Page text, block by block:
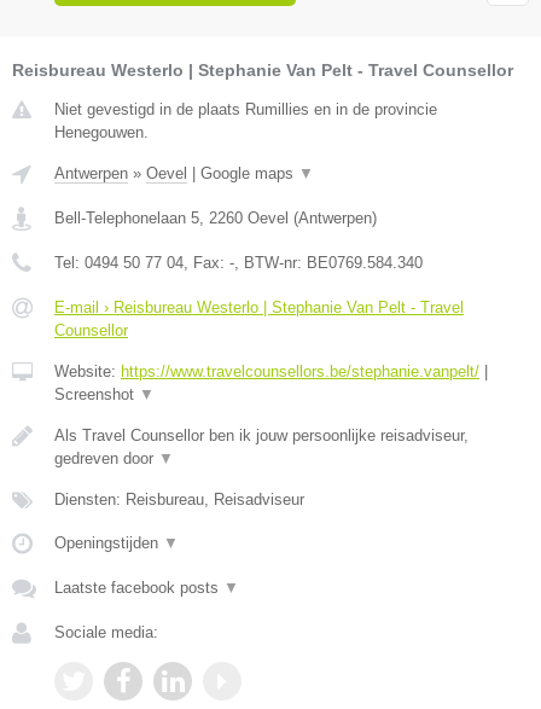
Reisbureau Westerlo | Stephanie Van Pelt - Travel Counsellor
Niet gevestigd in de plaats Rumillies en in de provincie
Henegouwen.
Antwerpen » Oevel Google maps ▼
Bell-Telephonelaan 5, 2260 Oevel (Antwerpen)
Tel: 0494 50 77 04, Fax: -, BTW-nr: BE0769.584.340
E-mail › Reisbureau Westerlo | Stephanie Van Pelt - Travel
Counsellor
Website: https://www.travelcounsellors.be/stephanie.vanpelt/
Screenshot ▼
Als Travel Counsellor ben ik jouw persoonlijke reisadviseur,
gedreven door ▼
Diensten: Reisbureau, Reisadviseur
Openingstijden ▼
Laatste facebook posts ▼
Sociale media: